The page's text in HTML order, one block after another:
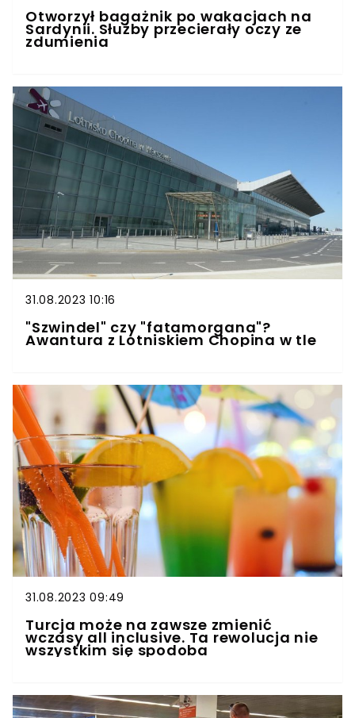
Otworzył bagażnik po wakacjach na
Sardynii. Służby przecierały oczy ze
zdumienia
31.08.2023 10:16
"Szwindel" czy "fatamorgana"?
Awantura z Lotniskiem Chopina w tle
31.08.2023 09:49
Turcja może na zawsze zmienić
wczasy all inclusive. Ta rewolucja nie
wszystkim się spodoba